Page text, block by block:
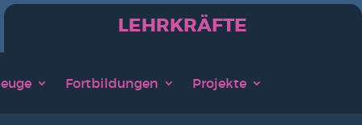
LEHRKRÄFTE
Fort­bil­dun­gen Pro­jek­te